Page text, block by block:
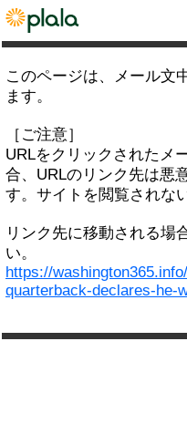
このページは、メール文
ます。
［ご注意］
URLをクリックされたメ
合、URLのリンク先は悪
す。サイトを閲覧されな
リンク先に移動される場
い。
https://
quarterback-declares-he-